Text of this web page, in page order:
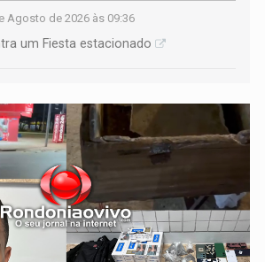
Agosto de 2026 às 09:36
um Fiesta estacionado